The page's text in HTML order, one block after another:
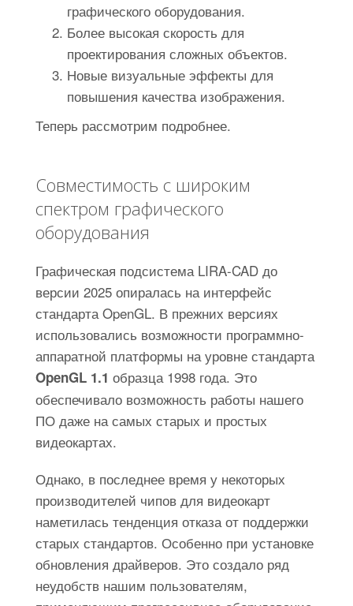
графического оборудования.
Более высокая скорость для
проектирования сложных объектов.
Новые визуальные эффекты для
повышения качества изображения.
Теперь рассмотрим подробнее.
Совместимость с широким
спектром графического
оборудования
Графическая подсистема LIRA-CAD до
версии 2025 опиралась на интерфейс
стандарта OpenGL. В прежних версиях
использовались возможности программно-
аппаратной платформы на уровне стандарта
OpenGL 1.1 образца 1998 года. Это
обеспечивало возможность работы нашего
ПО даже на самых старых и простых
видеокартах.
Однако, в последнее время у некоторых
производителей чипов для видеокарт
наметилась тенденция отказа от поддержки
старых стандартов. Особенно при установке
обновления драйверов. Это создало ряд
неудобств нашим пользователям,